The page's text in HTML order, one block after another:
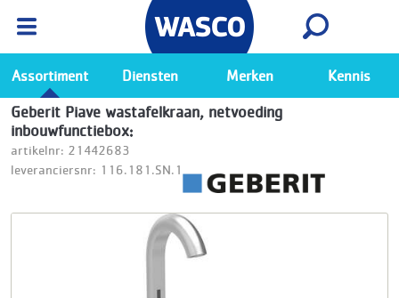
Ga naar de Wasco app
Bekijk
Assortiment Diensten Merken Kennis
Geberit Piave wastafelkraan, netvoeding
inbouwfunctiebox:
artikelnr: 21442683
leveranciersnr: 116.181.SN.1